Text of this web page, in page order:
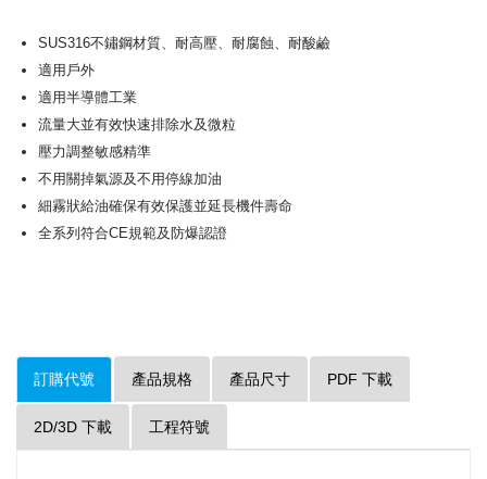
SUS316不鏽鋼材質、耐高壓、耐腐蝕、耐酸鹼
適用戶外
適用半導體工業
流量大並有效快速排除水及微粒
壓力調整敏感精準
不用關掉氣源及不用停線加油
細霧狀給油確保有效保護並延長機件壽命
全系列符合CE規範及防爆認證
訂購代號 產品規格 產品尺寸 PDF 下載
2D/3D 下載 工程符號